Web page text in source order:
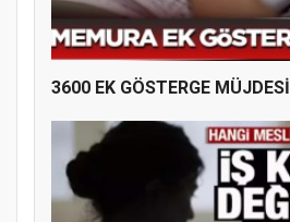
3600 EK GÖSTERGE MÜJDESİ